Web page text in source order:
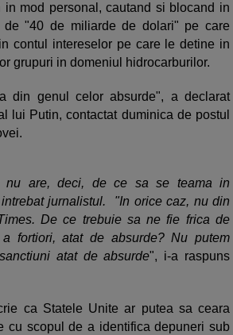
in mod personal, cautand si blocand in
de "40 de miliarde de dolari" pe care
contul intereselor pe care le detine in
grupuri in domeniul hidrocarburilor.
din genul celor absurde", a declarat
lui Putin, contactat duminica de postul
nu are, deci, de ce sa se teama in
jurnalistul. "In orice caz, nu din
De ce trebuie sa ne fie frica de
fortiori, atat de absurde? Nu putem
atat de absurde", i-a raspuns
ca Statele Unite ar putea sa ceara
cu scopul de a identifica depuneri sub